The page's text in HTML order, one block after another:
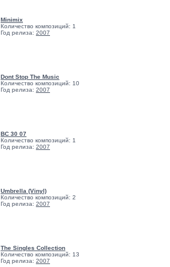
Minimix
Количество композиций: 1
Год релиза: 2007
Dont Stop The Music
Количество композиций: 10
Год релиза: 2007
BC 30 07
Количество композиций: 1
Год релиза: 2007
Umbrella (Vinyl)
Количество композиций: 2
Год релиза: 2007
The Singles Collection
Количество композиций: 13
Год релиза: 2007